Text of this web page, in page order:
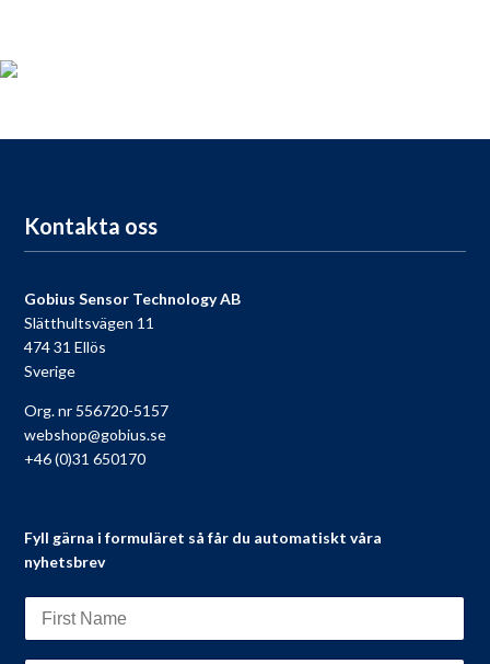
Kontakta oss
Gobius Sensor Technology AB
Slätthultsvägen 11
474 31 Ellös
Sverige
Org. nr 556720-5157
webshop@gobius.se
+46 (0)31 650170
Fyll gärna i formuläret så får du automatiskt våra
nyhetsbrev